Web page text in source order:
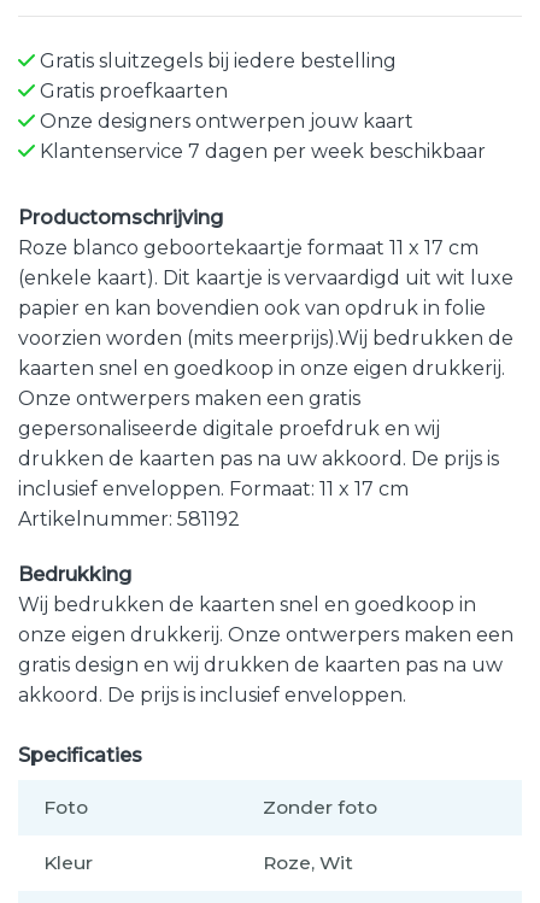
Gratis sluitzegels bij iedere bestelling
Gratis proefkaarten
Onze designers ontwerpen jouw kaart
Klantenservice 7 dagen per week beschikbaar
Productomschrijving
Roze blanco geboortekaartje formaat 11 x 17 cm
(enkele kaart). Dit kaartje is vervaardigd uit wit luxe
papier en kan bovendien ook van opdruk in folie
voorzien worden (mits meerprijs).Wij bedrukken de
kaarten snel en goedkoop in onze eigen drukkerij.
Onze ontwerpers maken een gratis
gepersonaliseerde digitale proefdruk en wij
drukken de kaarten pas na uw akkoord. De prijs is
inclusief enveloppen. Formaat: 11 x 17 cm
Artikelnummer: 581192
Bedrukking
Wij bedrukken de kaarten snel en goedkoop in
onze eigen drukkerij. Onze ontwerpers maken een
gratis design en wij drukken de kaarten pas na uw
akkoord. De prijs is inclusief enveloppen.
Specificaties
Foto Zonder foto
Kleur Roze, Wit